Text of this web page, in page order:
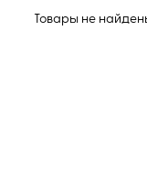
Товары не